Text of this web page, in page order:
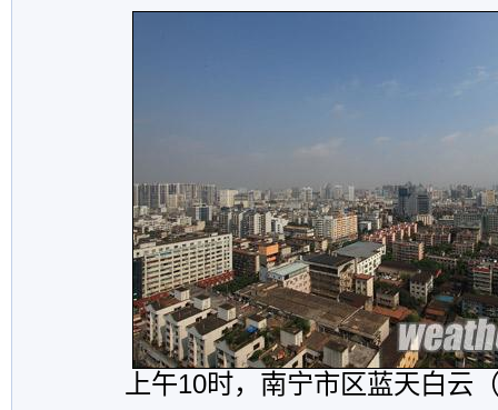
上午10时，南宁市区蓝天白云